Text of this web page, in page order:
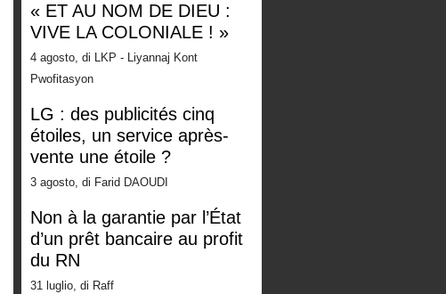
« ET AU NOM DE DIEU :
VIVE LA COLONIALE ! »
4 agosto, di LKP - Liyannaj Kont
Pwofitasyon
LG : des publicités cinq
étoiles, un service après-
vente une étoile ?
3 agosto, di Farid DAOUDI
Non à la garantie par l’État
d’un prêt bancaire au profit
du RN
31 luglio, di Raff